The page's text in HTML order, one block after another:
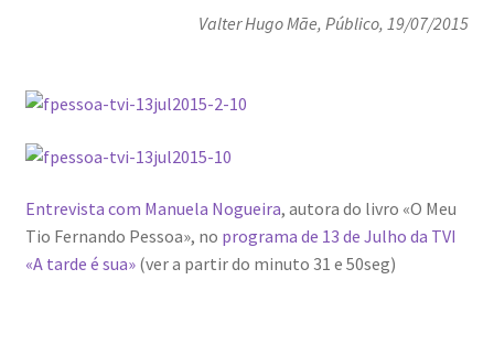
Valter Hugo Mãe, Público, 19/07/2015
Entrevista com Manuela Nogueira, autora do livro «O Meu
Tio Fernando Pessoa», no programa de 13 de Julho da TVI
«A tarde é sua»(ver a partir do minuto 31 e 50seg)